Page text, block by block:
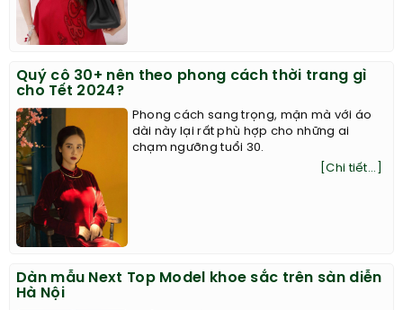
Quý cô 30+ nên theo phong cách thời trang gì
cho Tết 2024?
Phong cách sang trọng, mặn mà với áo
dài này lại rất phù hợp cho những ai
chạm ngưỡng tuổi 30.
[Chi tiết...]
Dàn mẫu Next Top Model khoe sắc trên sàn diễn
Hà Nội